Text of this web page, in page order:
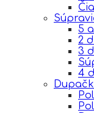
5
2
3
4